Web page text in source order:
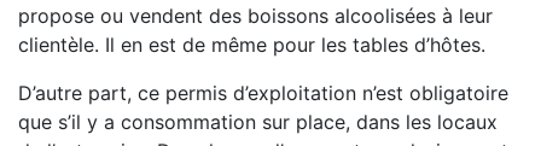
propose ou vendent des boissons alcoolisées à leur
clientèle. Il en est de même pour les tables d’hôtes.
D’autre part, ce permis d’exploitation n’est obligatoire
que s’il y a consommation sur place, dans les locaux